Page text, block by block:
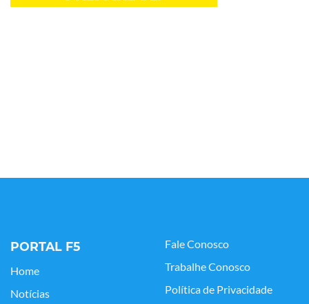
PORTAL F5
Home
Notícias
Fale Conosco
Trabalhe Conosco
Política de Privacidade